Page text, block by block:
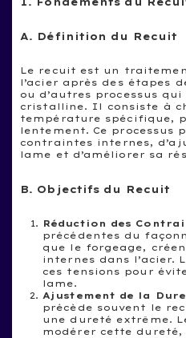
A. Définition du Recuit
Le recuit est un
l’acier après des étapes
ou d’autres processus
cristalline. Il consiste à
température spécifique,
lentement. Ce processus
contraintes internes,
lame et d’améliorer sa
B. Objectifs du Recuit
Réduction des
précédentes du
que le forgeage,
internes dans l’acier.
ces tensions pour
lame.
Ajustement de la
précède souvent le
une dureté extrême.
modérer cette